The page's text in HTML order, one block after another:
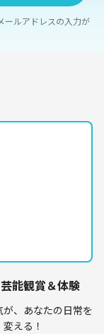
ールアドレスの入力が
能観賞＆体験
が、あなたの日常を
変える！